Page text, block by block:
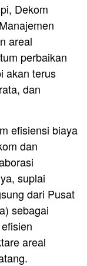
Dekom
areal
perbaikan
akan terus
dan
efisiensi biaya
dan
suplai
dari Pusat
sebagai
areal